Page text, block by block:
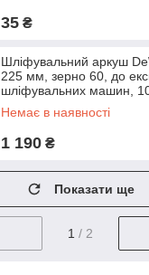
35 ₴
Шліфувальний аркуш
225 мм, зерно 60, до
шліфувальних машин,
Немає в наявності
1 190 ₴
Показати ще
1 / 2